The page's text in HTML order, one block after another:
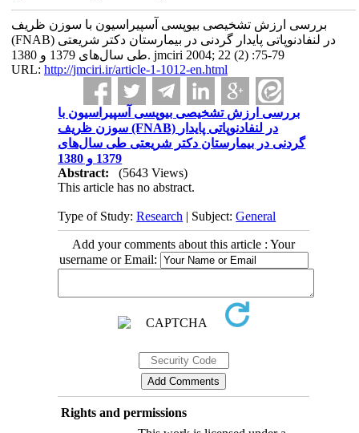
بررسی ارزش تشخیصی بیوپسی آسپیراسیون با سوزن ظریف
(FNAB) در لنفادنوپاتی پایدار گردنی در بیمارستان دکتر شریعتی
طی سال‌های 1379 و 1380. jmciri 2004; 22 (2) :75-79
URL: http://jmciri.ir/article-1-1012-en.html
بررسی ارزش تشخیصی بیوپسی آسپیراسیون با
سوزن ظریف (FNAB) در لنفادنوپاتی پایدار
گردنی در بیمارستان دکتر شریعتی طی سال‌های
1379 و 1380
Abstract:
(5643 Views)
This article has no abstract.
Type of Study:Research | Subject:General
Add your comments about this article : Your
username or Email:
Rights and permissions